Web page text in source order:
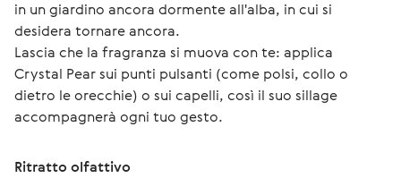
in un giardino ancora dormente all'alba, in cui si
desidera tornare ancora.
Lascia che la fragranza si muova con te: applica
Crystal Pear sui punti pulsanti (come polsi, collo o
dietro le orecchie) o sui capelli, così il suo sillage
accompagnerà ogni tuo gesto.
Ritratto olfattivo